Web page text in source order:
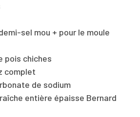
sel mou + pour le moule
pois chiches
complet
de sodium
entière épaisse Bernard